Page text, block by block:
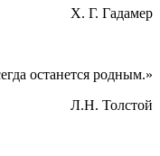
Х. Г. Гадамер
останется родным.»
Л.Н. Толстой